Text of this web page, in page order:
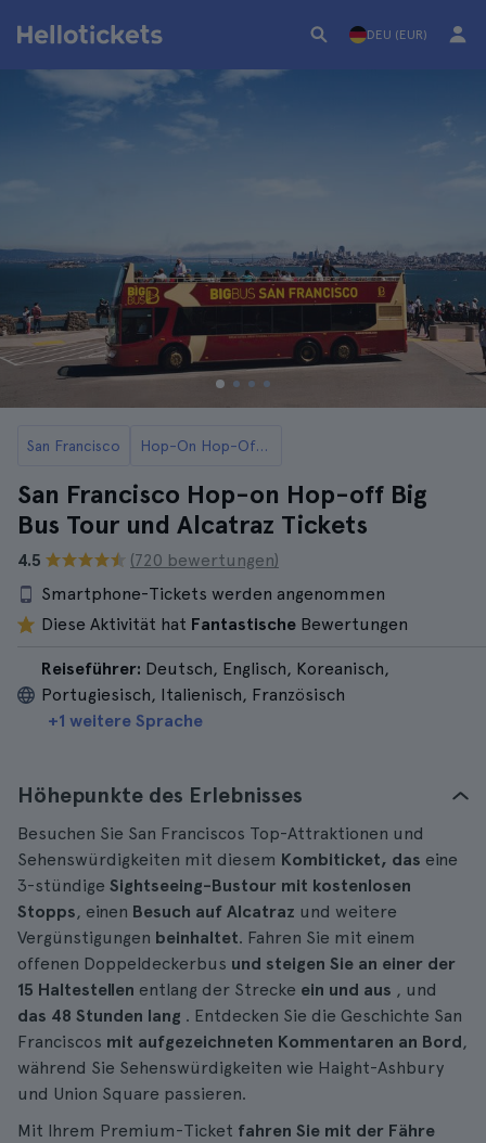
DEU (EUR)
San Francisco Hop-On Hop-Off San Francisco Busse
San Francisco Hop-on Hop-off Big
Bus Tour und Alcatraz Tickets
4.5
(720 bewertungen)
Smartphone-Tickets werden angenommen
Diese Aktivität hat Fantastische Bewertungen
Reiseführer: Deutsch, Englisch, Koreanisch,
Portugiesisch, Italienisch, Französisch
+1 weitere Sprache
Höhepunkte des Erlebnisses
Besuchen Sie San Franciscos Top-Attraktionen und
Sehenswürdigkeiten mit diesem Kombiticket, das eine
3-stündige Sightseeing-Bustour mit kostenlosen
Stopps, einen Besuch auf Alcatraz und weitere
Vergünstigungen beinhaltet. Fahren Sie mit einem
offenen Doppeldeckerbus und steigen Sie an einer der
15 Haltestellen entlang der Strecke ein und aus , und
das 48 Stunden lang . Entdecken Sie die Geschichte San
Franciscos mit aufgezeichneten Kommentaren an Bord,
während Sie Sehenswürdigkeiten wie Haight-Ashbury
und Union Square passieren.
Mit Ihrem Premium-Ticket fahren Sie mit der Fähre